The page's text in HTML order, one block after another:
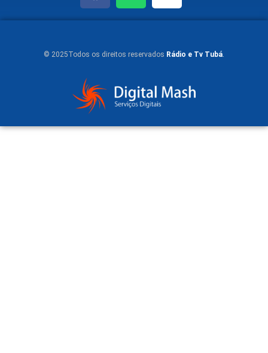
© 2025Todos os direitos reservados Rádio e Tv Tubá.